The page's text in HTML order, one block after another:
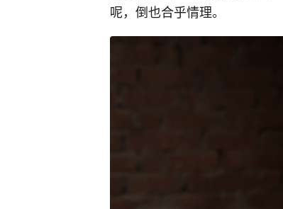
呢，倒也合乎情理。